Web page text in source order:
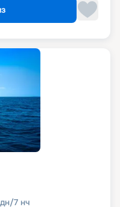
дн/7 нч